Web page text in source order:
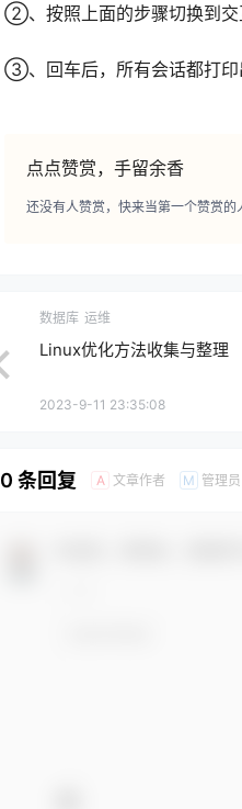
②、按照上面的步骤切换到
③、回车后，所有会话都打印
点点赞赏，手留余香
还没有人赞赏，快来当第一个赞赏的
数据库 运维
Linux优化方法收集与整理
2023-9-11 23:35:08
0 条回复 A 文章作者 M 管理员